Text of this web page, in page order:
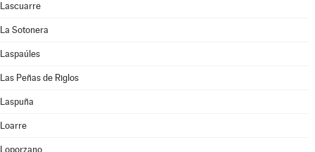
Lascuarre
La Sotonera
Laspaúles
Las Peñas de Riglos
Laspuña
Loarre
Loporzano